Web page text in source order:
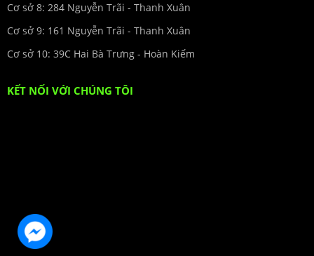
Cơ sở 8: 284 Nguyễn Trãi - Thanh Xuân
Cơ sở 9: 161 Nguyễn Trãi - Thanh Xuân
Cơ sở 10: 39C Hai Bà Trưng - Hoàn Kiếm
KẾT NỐI VỚI CHÚNG TÔI